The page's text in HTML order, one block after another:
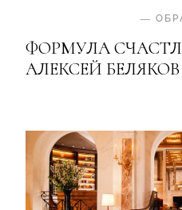
—
ФОРМУЛА
АЛЕКСЕЙ